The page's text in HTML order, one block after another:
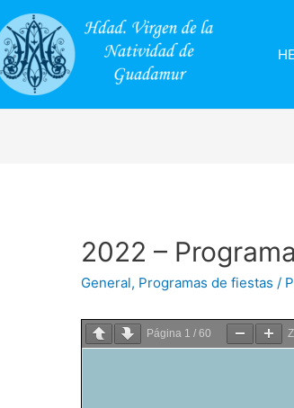
2022 –
General, Programas de fiestas /
Página 1 /60